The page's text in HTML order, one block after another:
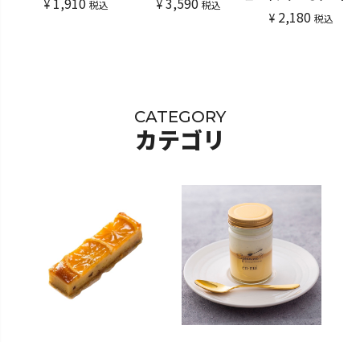
¥ 税込 ¥ 税込 フィナンシェのセット
(10個入)
¥ 2,180 税込
CATEGORY
カテゴリ